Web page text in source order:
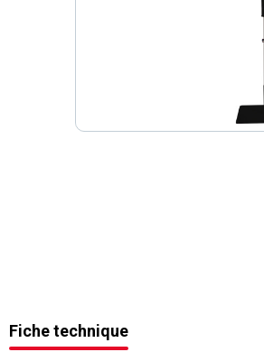
Fiche technique